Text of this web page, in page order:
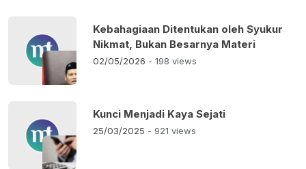
Kebahagiaan Ditentukan oleh Syukur
Nikmat, Bukan Besarnya Materi
02/05/2026 - 198 views
Kunci Menjadi Kaya Sejati
25/03/2025 - 921 views